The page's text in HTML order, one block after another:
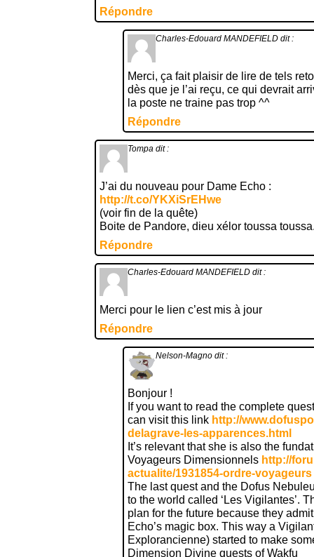
Répondre
Charles-Edouard MANDEFIELD dit :
Merci, ça fait plaisir de lire de tels
dès que je l’ai reçu, ce qui devrait
la poste ne traine pas trop ^^
Répondre
Tompa dit :
J’ai du nouveau pour Dame Echo :
http://t.co/YKXiSrEHwe
(voir fin de la quête)
Boite de Pandore, dieu xélor toussa
Répondre
Charles-Edouard MANDEFIELD dit :
Merci pour le lien c’est mis à jour
Répondre
Nelson-Magno dit :
Bonjour !
If you want to read the complete
can visit this link http://
delagrave-les-apparences.html
It’s relevant that she is also the
Voyageurs Dimensionnels http://
actualite/1931854-ordre-voyageurs
The last quest and the Dofus
to the world called ‘Les Vigilantes’.
plan for the future because they
Echo’s magic box. This way a
Explorancienne) started to make
Dimension Divine quests of Wakfu